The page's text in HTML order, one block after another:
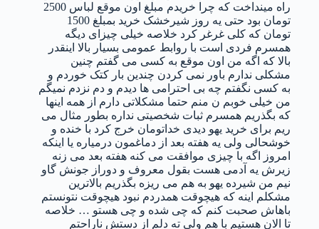
راه مینداخت که چرا خریدم مبلغ اون موقع لباس 2500
تومان بود حتی یه روز شیرخشک خرید بمبلغ 1500
تومان که کلی غرغر کرد خلاصه خیلی چیزای دیگه
همسرم فردی است با روابط عمومی بسیار بالا اینقدر
بالا که اگه من اون موقع به کسی می گفتم چنین
مشکلی ندارم باور نمی کردن چندین بار کتک خوردم و
به کسی نگفتم چه بی احترامی ها دیدم و دم نزدم نمیگم
من خیلی خوبم ن منم حتما مشکلاتی دارم از همه اینها
که بگذریم همسرم ثبات شخصیتی نداره بطور مثال می
ریم برای خرید یهو دیدی خداتومان خرج کرد با خنده و
خوشحالی ولی یه هفته بعد از دماغمون درمیاره یا اینکه
امروز اگه با چیزی موافقت می کنه هفته بعد می زنه
زیرش یه آدمی هست بقول معروف و دوراز جونش گاو
نیم من شیرده یهو به هم می ریزه بگذریم بالاترین
مشکلم اینه که هیچوقت همدردم نبود هیچوقت نتونستم
باهاش صحبت کنم که چی شده و چی هستو … خلاصه
تا الان هستیم با هم ولی ته دلم از دستش ناراحتم